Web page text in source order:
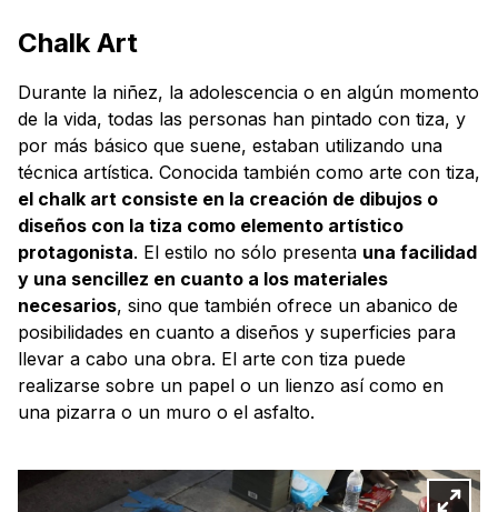
Chalk Art
Durante la niñez, la adolescencia o en algún momento
de la vida, todas las personas han pintado con tiza, y
por más básico que suene, estaban utilizando una
técnica artística. Conocida también como arte con tiza,
el chalk art consiste en la creación de dibujos o
diseños con la tiza como elemento artístico
protagonista. El estilo no sólo presenta una facilidad
y una sencillez en cuanto a los materiales
necesarios, sino que también ofrece un abanico de
posibilidades en cuanto a diseños y superficies para
llevar a cabo una obra. El arte con tiza puede
realizarse sobre un papel o un lienzo así como en
una pizarra o un muro o el asfalto.